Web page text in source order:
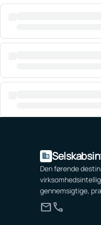
domain
Den førende
gennemsigtige,
mailcall